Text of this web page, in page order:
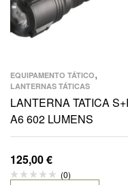
EQUIPAMENTO TÁTICO,
LANTERNAS TÁTICAS
LANTERNA TATICA
A6 602 LUMENS
125,00€
(0)